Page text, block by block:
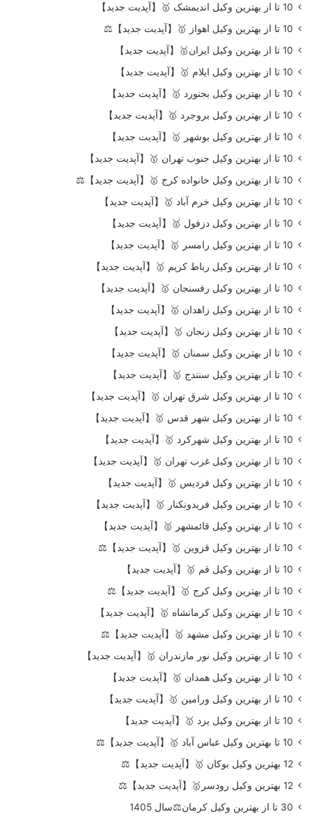
10 تا از بهترین وکیل اندیمشک 🥇【آپدیت جدید】
10 تا از بهترین وکیل اهواز 🥇【آپدیت جدید】⚖️
10 تا از بهترین وکیل ایران🥇【آپدیت جدید】
10 تا از بهترین وکیل ایلام 🥇【آپدیت جدید】
10 تا از بهترین وکیل بجنورد 🥇【آپدیت جدید】
10 تا از بهترین وکیل بروجرد 🥇【آپدیت جدید】
10 تا از بهترین وکیل بوشهر 🥇【آپدیت جدید】
10 تا از بهترین وکیل جنوب تهران 🥇【آپدیت جدید】
10 تا از بهترین وکیل خانواده کرج 🥇【آپدیت جدید】⚖️
10 تا از بهترین وکیل خرم آباد 🥇【آپدیت جدید】
10 تا از بهترین وکیل دزفول 🥇【آپدیت جدید】
10 تا از بهترین وکیل رامسر 🥇【آپدیت جدید】
10 تا از بهترین وکیل رباط کریم 🥇【آپدیت جدید】
10 تا از بهترین وکیل رفسنجان 🥇【آپدیت جدید】
10 تا از بهترین وکیل زاهدان 🥇【آپدیت جدید】
10 تا از بهترین وکیل زنجان 🥇【آپدیت جدید】
10 تا از بهترین وکیل سمنان 🥇【آپدیت جدید】
10 تا از بهترین وکیل سنندج 🥇【آپدیت جدید】
10 تا از بهترین وکیل شرق تهران 🥇【آپدیت جدید】
10 تا از بهترین وکیل شهر قدس 🥇【آپدیت جدید】
10 تا از بهترین وکیل شهرکرد 🥇【آپدیت جدید】
10 تا از بهترین وکیل غرب تهران 🥇【آپدیت جدید】
10 تا از بهترین وکیل فردیس 🥇【آپدیت جدید】
10 تا از بهترین وکیل فریدونکنار 🥇【آپدیت جدید】
10 تا از بهترین وکیل قائمشهر 🥇【آپدیت جدید】
10 تا از بهترین وکیل قزوین 🥇【آپدیت جدید】⚖️
10 تا از بهترین وکیل قم 🥇【آپدیت جدید】
10 تا از بهترین وکیل کرج 🥇【آپدیت جدید】⚖️
10 تا از بهترین وکیل کرمانشاه 🥇【آپدیت جدید】
10 تا از بهترین وکیل مشهد 🥇【آپدیت جدید】⚖️
10 تا از بهترین وکیل نور مازندران 🥇【آپدیت جدید】
10 تا از بهترین وکیل همدان 🥇【آپدیت جدید】
10 تا از بهترین وکیل ورامین 🥇【آپدیت جدید】
10 تا از بهترین وکیل یزد 🥇【آپدیت جدید】
10 تا بهترین وکیل عباس آباد 🥇【آپدیت جدید】⚖️
12 بهترین وکیل بوکان 🥇【آپدیت جدید】⚖️
12 بهترین وکیل رودسر🥇【آپدیت جدید】⚖️
30 تا از بهترین وکیل کرمان⚖️سال 1405